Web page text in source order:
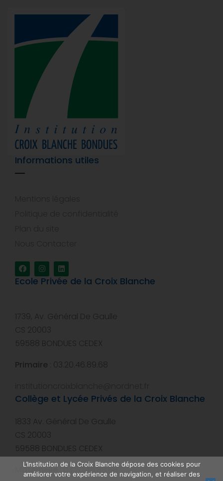
Informations utiles
Ecole Privée de la Croix Blanche
1739, Av. Général De Gaulle
CS 20003
59588 BONDUES CEDEX
Primaire : 03.20.46.89.68
Collège et Lycée Privés de la Croix Blanche
1833 Av. Général De Gaulle
CS 20003
59588 BONDUES CEDEX
Maternelle : 03.20.46.88.68
L’Institution de la Croix Blanche dépose des cookies pour
améliorer votre expérience de navigation, et réaliser des